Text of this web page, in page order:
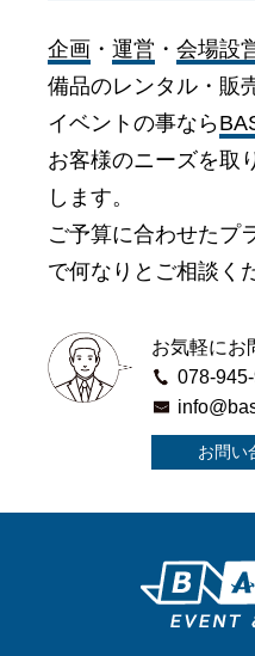
企画 ・運営 ・会場設
備品のレンタル・販
イベントの事なら
お客様のニーズを取
します。
ご予算に合わせたプ
で何なりとご相談く
お気軽にお
078-
お問い